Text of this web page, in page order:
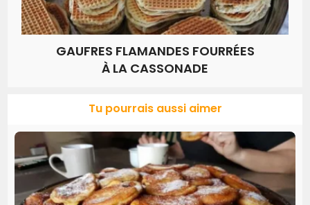
GAUFRES FLAMANDES FOURRÉES
À LA CASSONADE
Tu pourrais aussi aimer